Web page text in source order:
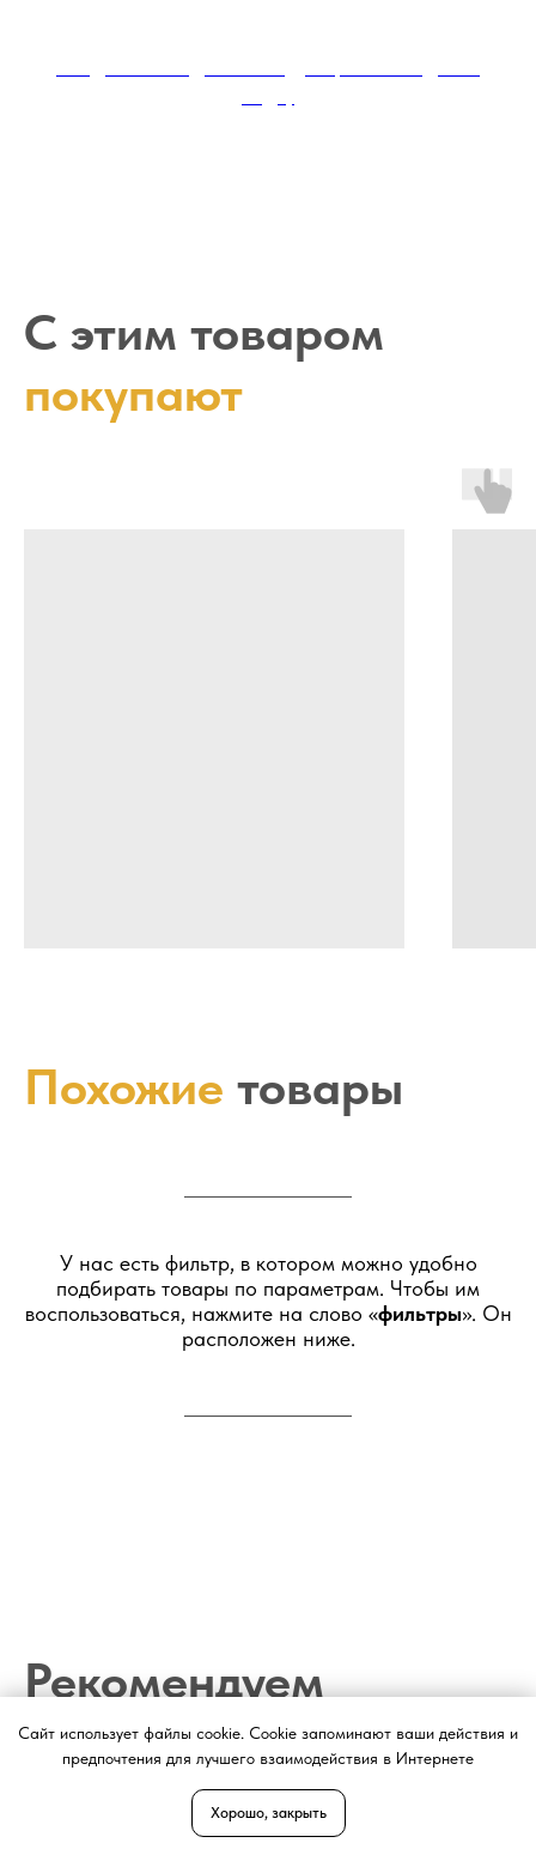
С этим товаром
покупают
Похожие товары
У нас есть фильтр, в котором можно удобно
подбирать товары по параметрам. Чтобы им
воспользоваться, нажмите на слово «фильтры». Он
расположен ниже.
Рекомендуем
разделына сайте
Сайт использует файлы cookie. Cookie запоминают ваши действия и
предпочтения для лучшего взаимодействия в Интернете
Хорошо, закрыть